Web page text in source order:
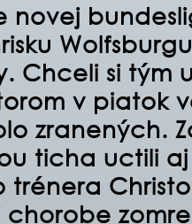
novej
Chceli si tým
v piatok
zranených.
ticha uctili
trénera